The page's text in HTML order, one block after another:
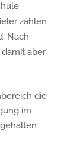
zählen
Nach
aber
die
im